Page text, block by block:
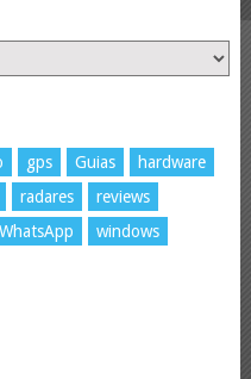
gps Guias
hardware
radares
reviews
WhatsApp windows